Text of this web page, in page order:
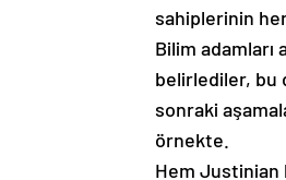
sahiplerinin
Bilim adamları
belirlediler, bu
sonraki
örnekte.
Hem Justinian